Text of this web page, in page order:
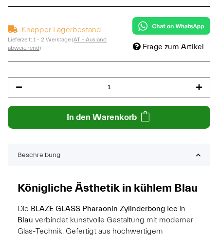
Knapper Lagerbestand
Lieferzeit: 1 - 2 Werktage (AT - Ausland
abweichend)
Frage zum Artikel
In den Warenkorb
Beschreibung
Königliche Ästhetik in kühlem Blau
Die BLAZE GLASS Pharaonin Zylinderbong Ice in
Blau verbindet kunstvolle Gestaltung mit moderner
Glas-Technik. Gefertigt aus hochwertigem